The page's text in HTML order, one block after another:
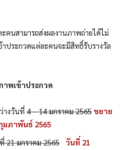
คนสามารถส่งผลงานภาพถ่ายได้ไม่
ประกวดแต่ละคนจะมีสิทธิ์รับรางวัล
าพเข้าประกวด
างวันที่ 4 – 14 มกราคม 2565 ขยาย
มภาพันธ์ 2565
21 มกราคม 2565
วันที่ 21